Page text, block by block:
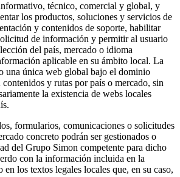
técnico, comercial y global, y
los productos, soluciones y servicios de
y contenidos de soporte, habilitar
de información y permitir al usuario
del país, mercado o idioma
aplicable en su ámbito local. La
una única web global bajo el dominio
y rutas por país o mercado, sin
la existencia de webs locales
formularios, comunicaciones o solicitudes
concreto podrán ser gestionados o
del Grupo Simon competente para dicho
con la información incluida en la
en los textos legales locales que, en su caso,